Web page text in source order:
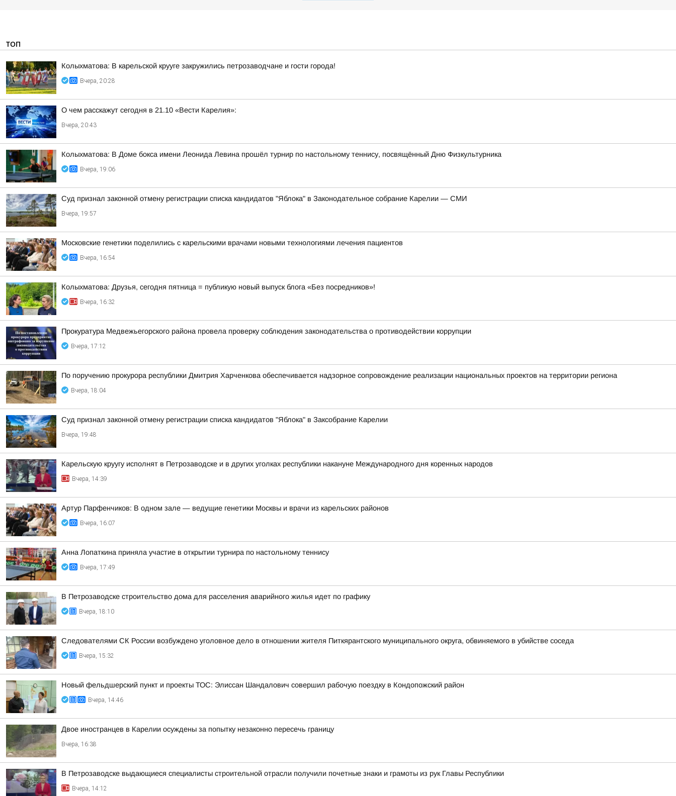
ТОП
Колыхматова: В карельской крууге закружились петрозаводчане и гости города!
Вчера, 20:28
О чем расскажут сегодня в 21.10 «Вести Карелия»:
Вчера, 20:43
Колыхматова: В Доме бокса имени Леонида Левина прошёл турнир по настольному теннису, посвящённый Дню Физкультурника
Вчера, 19:06
Суд признал законной отмену регистрации списка кандидатов "Яблока" в Законодательное собрание Карелии — СМИ
Вчера, 19:57
Московские генетики поделились с карельскими врачами новыми технологиями лечения пациентов
Вчера, 16:54
Колыхматова: Друзья, сегодня пятница = публикую новый выпуск блога «Без посредников»!
Вчера, 16:32
Прокуратура Медвежьегорского района провела проверку соблюдения законодательства о противодействии коррупции
Вчера, 17:12
По поручению прокурора республики Дмитрия Харченкова обеспечивается надзорное сопровождение реализации национальных проектов на территории региона
Вчера, 18:04
Суд признал законной отмену регистрации списка кандидатов "Яблока" в Заксобрание Карелии
Вчера, 19:48
Карельскую круугу исполнят в Петрозаводске и в других уголках республики накануне Международного дня коренных народов
Вчера, 14:39
Артур Парфенчиков: В одном зале — ведущие генетики Москвы и врачи из карельских районов
Вчера, 16:07
Анна Лопаткина приняла участие в открытии турнира по настольному теннису
Вчера, 17:49
В Петрозаводске строительство дома для расселения аварийного жилья идет по графику
Вчера, 18:10
Следователями СК России возбуждено уголовное дело в отношении жителя Питкярантского муниципального округа, обвиняемого в убийстве соседа
Вчера, 15:32
Новый фельдшерский пункт и проекты ТОС: Элиссан Шандалович совершил рабочую поездку в Кондопожский район
Вчера, 14:46
Двое иностранцев в Карелии осуждены за попытку незаконно пересечь границу
Вчера, 16:38
В Петрозаводске выдающиеся специалисты строительной отрасли получили почетные знаки и грамоты из рук Главы Республики
Вчера, 14:12